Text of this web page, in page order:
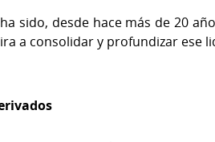
sido, desde hace más de 20
a consolidar y profundizar ese